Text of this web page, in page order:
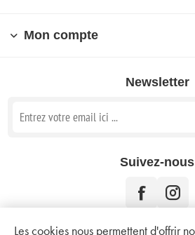
Mon compte
Newsletter
Suivez-nous
Les cookies nous permettent d'offrir